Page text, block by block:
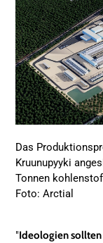
Das
Kruunupyyki
Tonnen
Foto: Arctial
"Ideologien sollten